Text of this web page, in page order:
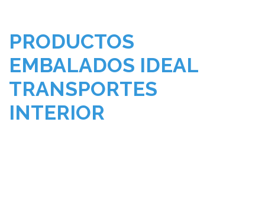
PRODUCTOS
EMBALADOS IDEAL
TRANSPORTES
INTERIOR